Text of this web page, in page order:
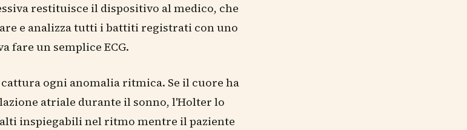
restituisce il dispositivo al medico, che
e analizza tutti i battiti registrati con uno
fare un semplice ECG.
ogni anomalia ritmica. Se il cuore ha
atriale durante il sonno, l'Holter lo
inspiegabili nel ritmo mentre il paziente